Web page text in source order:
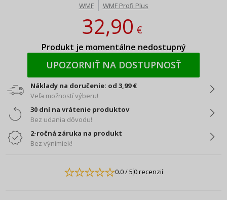
WMF WMF Profi Plus
32,90€
Produkt je momentálne nedostupný
UPOZORNIŤ NA DOSTUPNOSŤ
Náklady na doručenie: od 3,99 €
Veľa možností výberu!
30 dní na vrátenie produktov
Bez udania dôvodu!
2-ročná záruka na produkt
Bez výnimiek!
0.0/ 50 recenzií